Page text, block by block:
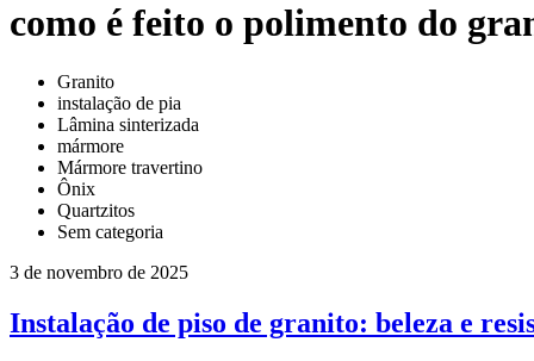
como é feito o polimento do
Granito
instalação de pia
Lâmina sinterizada
mármore
Mármore travertino
Ônix
Quartzitos
Sem categoria
3 de novembro de 2025
Instalação de piso de granito: beleza e